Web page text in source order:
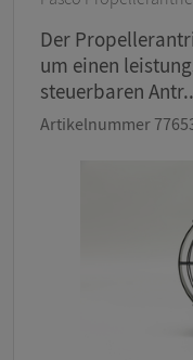
Der
um einen
steuerbaren
Artikelnummer